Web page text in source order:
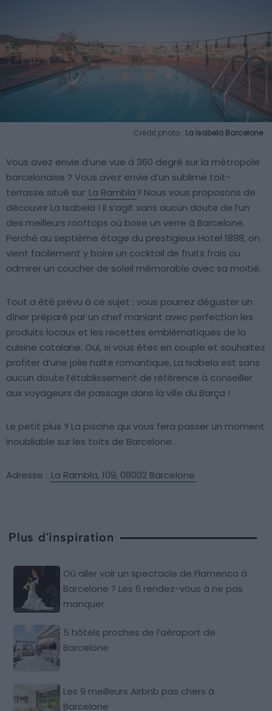
Crédit photo : La Isabela Barcelone
Vous avez envie d’une vue à 360 degré sur la métropole
barcelonaise ? Vous avez envie d’un sublime toit-
terrasse situé sur La Rambla? Nous vous proposons de
découvrir La Isabela ! Il s’agit sans aucun doute de l’un
des meilleurs rooftops où boire un verre à Barcelone.
Perché au septième étage du prestigieux Hotel 1898, on
vient facilement y boire un cocktail de fruits frais ou
admirer un coucher de soleil mémorable avec sa moitié.
Tout a été prévu à ce sujet : vous pourrez déguster un
dîner préparé par un chef maniant avec perfection les
produits locaux et les recettes emblématiques de la
cuisine catalane. Oui, si vous êtes en couple et souhaitez
profiter d’une jolie halte romantique, La Isabela est sans
aucun doute l’établissement de référence à conseiller
aux voyageurs de passage dans la ville du Barça !
Le petit plus ? La piscine qui vous fera passer un moment
inoubliable sur les toits de Barcelone.
Adresse : La Rambla, 109, 08002 Barcelone
Plus d'inspiration
Où aller voir un spectacle de Flamenco à
Barcelone ? Les 6 rendez-vous à ne pas
manquer
5 hôtels proches de l’aéroport de
Barcelone
Les 9 meilleurs Airbnb pas chers à
Barcelone